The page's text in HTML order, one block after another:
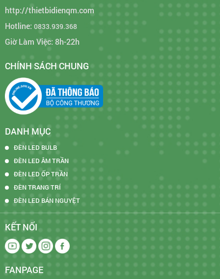
http://thietbidienqm.com
Hotline: 0833.939.368
Giờ Làm Việc: 8h-22h
CHÍNH SÁCH CHUNG
DANH MỤC
ĐÈN LED BULB
ĐÈN LED ÂM TRẦN
ĐÈN LED ỐP TRẦN
ĐÈN TRANG TRÍ
ĐÈN LED BÁN NGUYỆT
KẾT NỐI
FANPAGE